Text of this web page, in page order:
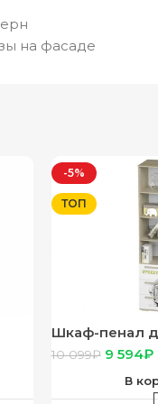
на фасаде
-5%
ТОП
Шкаф-пенал
“Сенди” ПН-04
10 099₽ 9 594₽
В